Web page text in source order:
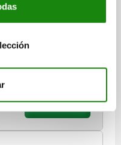
A=12 A1=38
PAR KG=16
DETALLES